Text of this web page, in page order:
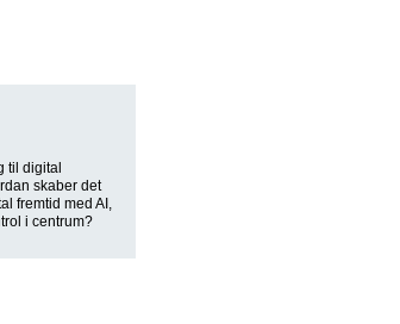
til digital
skaber det
fremtid med AI,
i centrum?